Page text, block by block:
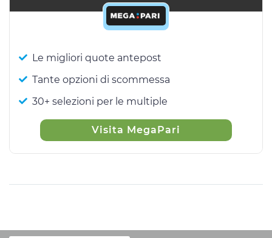
Le migliori quote antepost
Tante opzioni di scommessa
30+ selezioni per le multiple
Visita MegaPari